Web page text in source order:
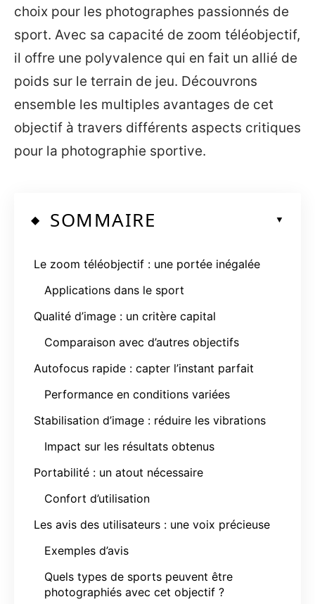
choix pour les photographes passionnés de
sport. Avec sa capacité de zoom téléobjectif,
il offre une polyvalence qui en fait un allié de
poids sur le terrain de jeu. Découvrons
ensemble les multiples avantages de cet
objectif à travers différents aspects critiques
pour la photographie sportive.
SOMMAIRE
Le zoom téléobjectif : une portée inégalée
Applications dans le sport
Qualité d’image : un critère capital
Comparaison avec d’autres objectifs
Autofocus rapide : capter l’instant parfait
Performance en conditions variées
Stabilisation d’image : réduire les vibrations
Impact sur les résultats obtenus
Portabilité : un atout nécessaire
Confort d’utilisation
Les avis des utilisateurs : une voix précieuse
Exemples d’avis
Quels types de sports peuvent être
photographiés avec cet objectif ?